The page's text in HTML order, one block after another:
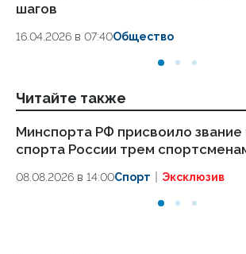
шагов
16.04.2026 в 07:40Общество
Читайте также
Минспорта РФ присвоило
спорта России трем
08.08.2026 в 14:00Спорт Эксклюзив